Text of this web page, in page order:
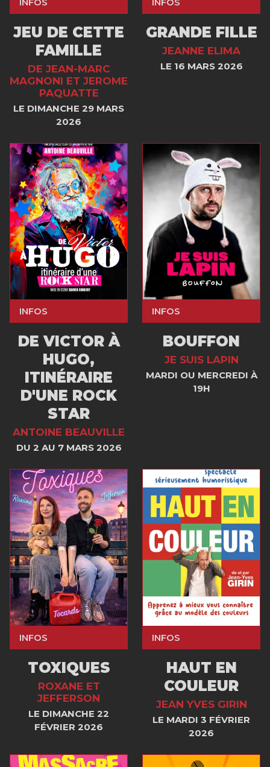
JEU DE CETTE
FAMILLE
DE JEAN-MARC
MAGNONI ET JEROME
PAQUATTE
LE DIMANCHE 29 MARS
2026
GRANDE FILLE
JEANNE ELIMA
LE 16 MARS 2026
INFOS
DE VICTOR À
HUGO,
ITINÉRAIRE
D'UNE ROCK
STAR
ANTOINE BEAUVILLE
DU 2 AU 7 MARS 2026
INFOS
BOUFFON
JE SUIS LAPIN
MARDI OU MERCREDI À
19H
INFOS
TOXIQUES
ROXANE ET
JEFFERSON
LE DIMANCHE 22
FÉVRIER 2026
INFOS
HAUT EN
COULEUR
JEAN YVES GIRIN
LE MARDI 3 FÉVRIER
2026